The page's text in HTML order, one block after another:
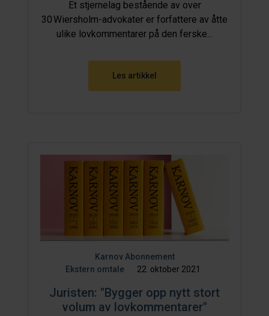
Et stjernelag bestående av over
30 Wiersholm-advokater er forfattere av åtte
ulike lovkommentarer på den ferske...
Les artikkel
Karnov Abonnement
Ekstern omtale
22. oktober 2021
Juristen: "Bygger opp nytt stort
volum av lovkommentarer"